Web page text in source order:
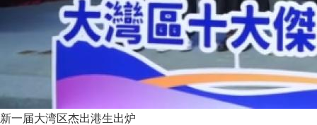
新一届大湾区杰出港生出炉